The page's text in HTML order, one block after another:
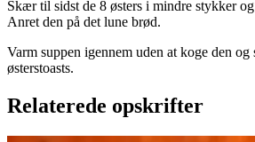
Skær til sidst de 8 østers i mindre stykker
Anret den på det lune brød.
Varm suppen igennem uden at koge den og
østerstoasts.
Relaterede opskrifter